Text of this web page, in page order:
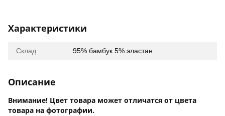
Характеристики
Склад 95% бамбук 5% эластан
Описание
Внимание! Цвет товара может отличатся от цвета
товара на фотографии.